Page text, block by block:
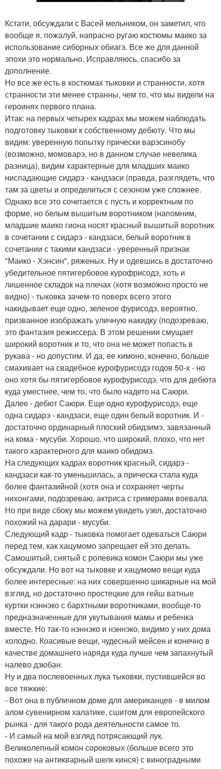
Кстати, обсуждали с Васей мельником, он заметил, что
вообще я, пожалуй, напрасно ругаю костюмы маико за
использование сиборных обиагэ. Все же для данной
эпохи это нормально. Исправляюсь, спасибо за
дополнение.
Но все же есть в костюмах тыковки и странности, хотя
странности эти менее странны, чем то, что мы видели на
героинях первого плана.
Итак: на первых четырех кадрах мы можем наблюдать
подготовку тыковки к собственному дебюту. Что мы
видим: уверенную попытку прически варэсинобу
(возможно, момоварэ, но в данном случае невелика
разница), видим характерные для младших маико
ниспадающие сидарэ - кандзаси (правда, разглядеть, что
там за цветы и определиться с сезоном уже сложнее.
Однако все это сочетается с пусть и корректным по
форме, но белым вышитым воротником (напомним,
младшие маико гиона носят красный вышитый воротник
в сочетании с сидарэ - кандзаси, белый воротник в
сочетании с такими кандзаси - уверенный признак
"Маико - Хэнсин", ряженых. Ну и одевшись в достаточно
убедительное пятигербовое курофрисодэ, хоть и
лишенное складок на плечах (хотя возможно просто не
видно) - тыковка зачем-то поверх всего этого
накидывает еще одно, зеленое фурисодэ, вероятно,
призванное изображать уличную накидку (подозреваю,
это фантазия режиссера. В этом решении смущает
широкий воротник и то, что она не может попасть в
рукава - но допустим. И да, ее кимоно, конечно, больше
смахивает на свадебное курофурисодэ годов 50-х - но
оно хотя бы пятигербовое курофурисодэ, что для дебюта
куда уместнее, чем то, что было надето на Саюри.
Далее - дебют Саюри. Еще одно курофурисодэ, еще
одна сидарэ - кандзаси, еще один белый воротник. И -
достаточно ординарный плоский обидзимэ, завязанный
на кома - мусуби. Хорошо, что широкий, плохо, что нет
такого характерного для маико обидомэ.
На следующих кадрах воротник красный, сидарэ -
кандзаси как-то уменьшилась, а прическа стала куда
более фантазийной (хотя она и сохраняет черты
нихонгами, подозреваю, актриса с гримерами воевала.
Но при виде сбоку мы можем увидеть узел, достаточно
похожий на дарари - мусуби.
Следующий кадр - тыковка помогает одеваться Саюри
перед тем, как хацумомо запрещает ей это делать.
Самошитый, снятый с ролевика комон Саюри мы уже
обсуждали. Но вот на тыковке и хацумомо вещи куда
более интересные: на них совершенно шикарные на мой
взгляд, но достаточно простецкие для гейш ватные
куртки нэннэко с бархтными воротниками, вообще-то
предназначенные для укутывания мамы и ребенка
вместе. Но так-то нэннэко и нэннэко, видимо у них дома
холодно. Коасивые вещи, чудесный мейсен и конечно в
качестве домашнего наряда куда лучше чем запахнутый
налево дзюбан.
Ну и два послевоенных лука тыковки, пустившейся во
все тяжкие:
- Вот она в публичном доме для американцев - в милом
алом сувенирном халатике, сшитом для европейского
рынка - для такого рода деятельности самое то.
- И самый на мой взгляд потрясающий лук.
Великолепный комон сороковых (больше всего это
похоже на антикварный шелк кинся) с виноградными